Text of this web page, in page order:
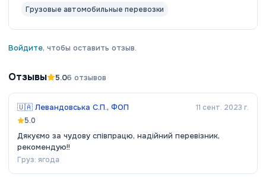
Грузовые автомобильные перевозки
Войдите, чтобы оставить отзыв.
Отзывы 5.06 отзывов
🇺🇦 Левандовська С.П., ФОП
11 сент. 2023 г.
5.0
Дякуємо за чудову співпрацю, надійний перевізник,
рекомендую!!
Груз: ягода